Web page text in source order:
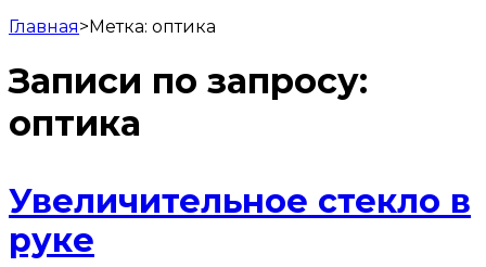
Главная>Метка: оптика
Записи по запросу:
оптика
Увеличительное стекло в
руке